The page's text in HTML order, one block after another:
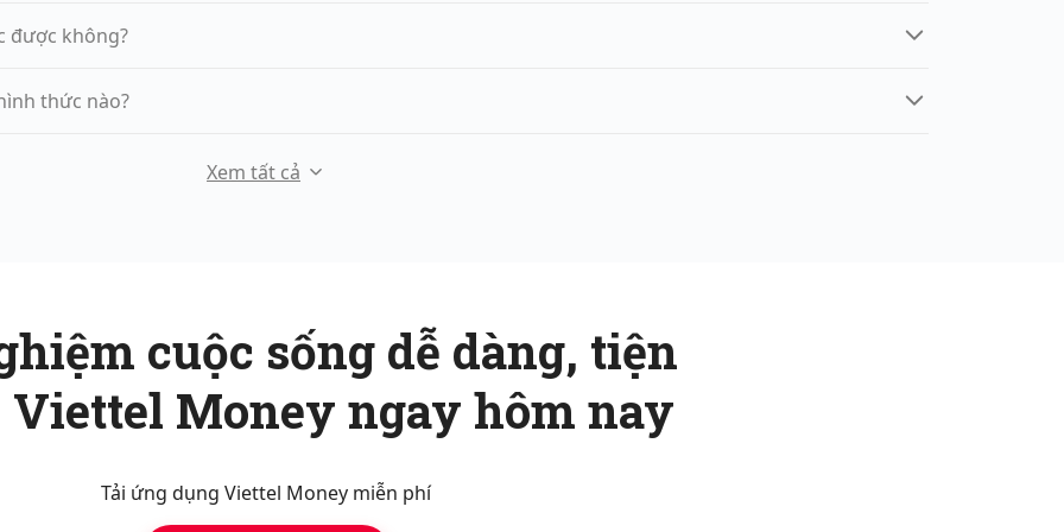
được không?
thức nào?
Xem tất cả
cuộc sống dễ dàng, tiện
Money ngay hôm nay
Tải ứng dụng Viettel Money miễn phí